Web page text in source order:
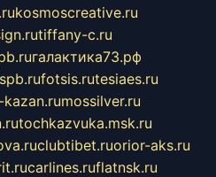
kosmoscreative.ru
tiffany-c.ru
галактика73.рф
fotsis.rutesiaes.ru
kazan.rumossilver.ru
tochkazvuka.msk.ru
clubtibet.ruorior-aks.ru
carlines.ruflatnsk.ru